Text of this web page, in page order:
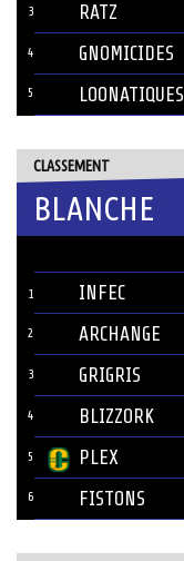
3 RATZ
4 GNOMICIDES
5 LOONATIQUES
CLASSEMENT
BLANCHE
1 INFEC
2 ARCHANGE
3 GRIGRIS
4 BLIZZORK
5 PLEX
6 FISTONS